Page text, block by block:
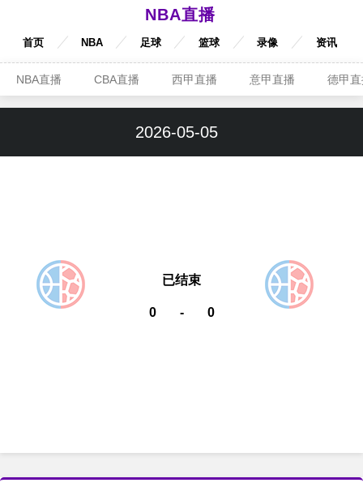
NBA直播
首页 NBA 足球 篮球 录像 资讯
NBA直播 CBA直播 西甲直播 意甲直播 德甲
2026-05-05
0 - 0
已结束